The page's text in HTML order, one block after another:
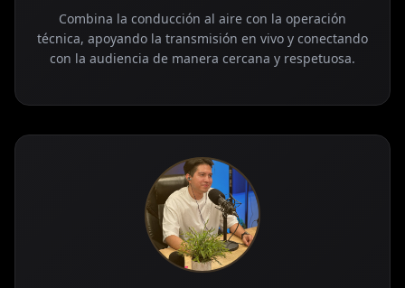
Combina la conducción al aire con la operación
técnica, apoyando la transmisión en vivo y conectando
con la audiencia de manera cercana y respetuosa.